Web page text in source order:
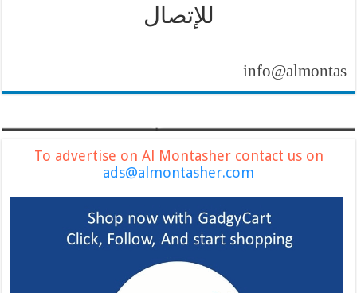
للإتصال
info@almontasher.com
To advertise on Al Montasher contact us on
ads@almontasher.com